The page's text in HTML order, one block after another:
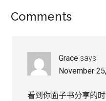
Reader
Comments
Grace says
November
看到你面子书分享的